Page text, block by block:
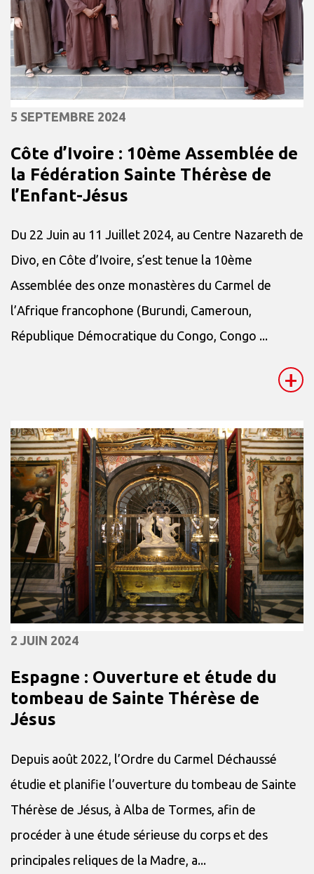
5 SEPTEMBRE 2024
Côte d’Ivoire : 10ème Assemblée de
la Fédération Sainte Thérèse de
l’Enfant-Jésus
Du 22 Juin au 11 Juillet 2024, au Centre Nazareth de
Divo, en Côte d’Ivoire, s’est tenue la 10ème
Assemblée des onze monastères du Carmel de
l’Afrique francophone (Burundi, Cameroun,
République Démocratique du Congo, Congo ...
+
2 JUIN 2024
Espagne : Ouverture et étude du
tombeau de Sainte Thérèse de
Jésus
Depuis août 2022, l’Ordre du Carmel Déchaussé
étudie et planifie l’ouverture du tombeau de Sainte
Thérèse de Jésus, à Alba de Tormes, afin de
procéder à une étude sérieuse du corps et des
principales reliques de la Madre, a...